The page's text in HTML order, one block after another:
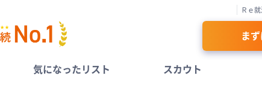
Ｒｅ
ま
気になったリスト スカウト